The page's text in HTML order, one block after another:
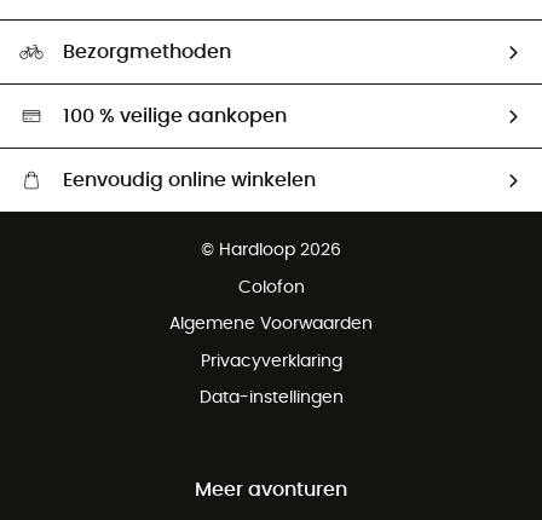
Ambassadeurs
Hardgreen
Bezorgmethoden
100 % veilige aankopen
Eenvoudig online winkelen
Gratis retourneren binnen 100 dagen
© Hardloop 2026
Colofon
Algemene Voorwaarden
Privacyverklaring
Data-instellingen
Meer avonturen